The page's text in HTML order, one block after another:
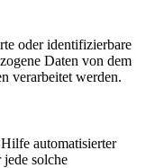
oder identifizierbare
Daten von dem
verarbeitet werden.
automatisierter
solche